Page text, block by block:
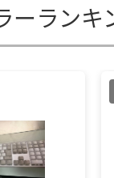
ーランキ